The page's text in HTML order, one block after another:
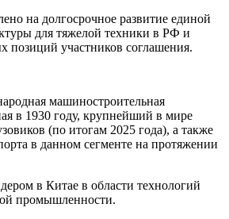
на долгосрочное развитие единой
для тяжелой техники в РФ и
позиций участников соглашения.
машиностроительная
в 1930 году, крупнейший в мире
(по итогам 2025 года), а также
в данном сегменте на протяжении
в Китае в области технологий
промышленности.